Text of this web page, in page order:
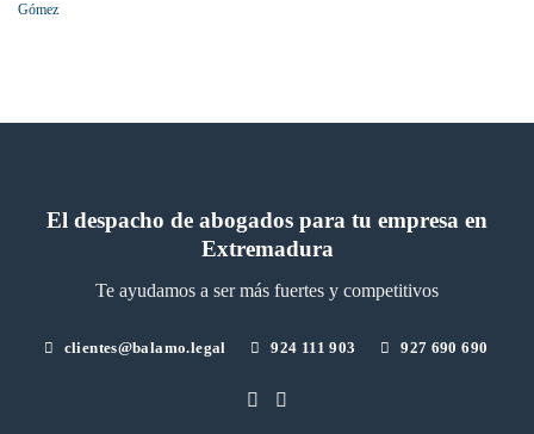
Gómez
El despacho de abogados para tu empresa en
Extremadura
Te ayudamos a ser más fuertes y competitivos
clientes@balamo.legal 924 111 903 927 690 690